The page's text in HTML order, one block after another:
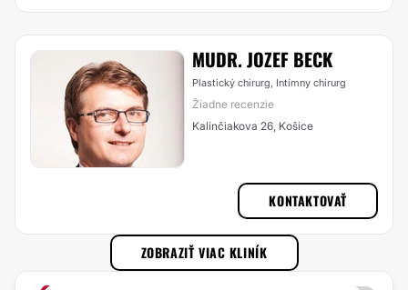
MUDR. JOZEF BECK
Plastický chirurg, Intímny chirurg
Žiadne recenzie
Kalinčiakova 26, Košice
KONTAKTOVAŤ
ZOBRAZIŤ VIAC KLINÍK